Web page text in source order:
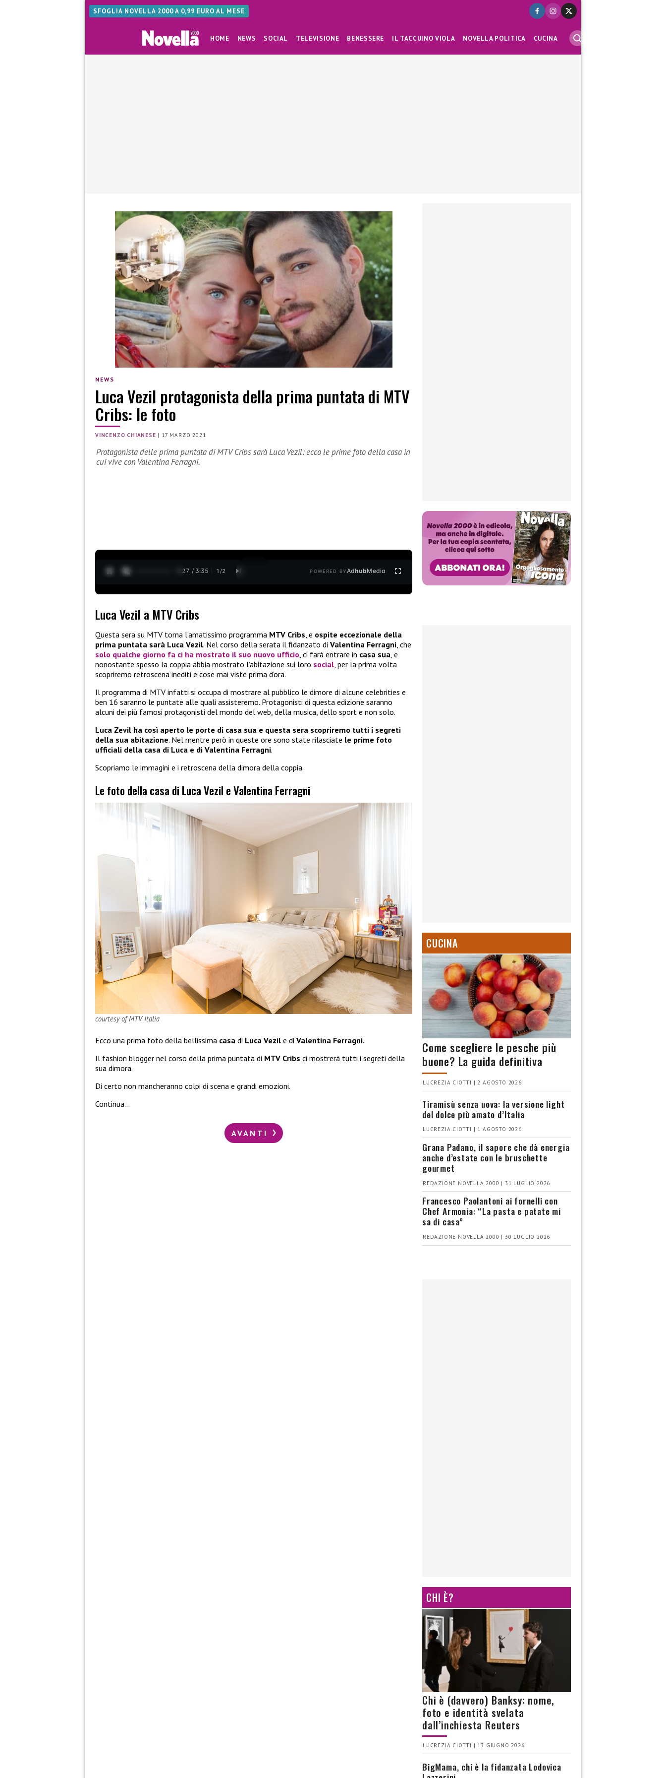
SFOGLIA NOVELLA 2000 A 0,99 EURO AL MESE
HOME NEWS SOCIAL TELEVISIONE BENESSERE IL TACCUINO VIOLA NOVELLA POLITICA CUCINA
NEWS
Luca Vezil protagonista della prima puntata di MTV
Cribs: le foto
VINCENZO CHIANESE | 17 MARZO 2021
Protagonista delle prima puntata di MTV Cribs sarà Luca Vezil: ecco le prime foto della casa in
cui vive con Valentina Ferragni.
0:28 / 3:35 1 /2 POWERED BYAdhubMedia
Luca Vezil a MTV Cribs
Questa sera su MTV torna l’amatissimo programma MTV Cribs, e ospite eccezionale della
prima puntata sarà Luca Vezil. Nel corso della serata il fidanzato di Valentina Ferragni, che
solo qualche giorno fa ci ha mostrato il suo nuovo ufficio, ci farà entrare in casa sua, e
nonostante spesso la coppia abbia mostrato l’abitazione sui loro social, per la prima volta
scopriremo retroscena inediti e cose mai viste prima d’ora.
Il programma di MTV infatti si occupa di mostrare al pubblico le dimore di alcune celebrities e
ben 16 saranno le puntate alle quali assisteremo. Protagonisti di questa edizione saranno
alcuni dei più famosi protagonisti del mondo del web, della musica, dello sport e non solo.
Luca Zevil ha così aperto le porte di casa sua e questa sera scopriremo tutti i segreti
della sua abitazione. Nel mentre però in queste ore sono state rilasciate le prime foto
ufficiali della casa di Luca e di Valentina Ferragni.
Scopriamo le immagini e i retroscena della dimora della coppia.
Le foto della casa di Luca Vezil e Valentina Ferragni
courtesy of MTV Italia
Ecco una prima foto della bellissima casa di Luca Vezil e di Valentina Ferragni.
Il fashion blogger nel corso della prima puntata di MTV Cribs ci mostrerà tutti i segreti della
sua dimora.
Di certo non mancheranno colpi di scena e grandi emozioni.
Continua…
AVANTI
CUCINA
Come scegliere le pesche più
buone? La guida definitiva
LUCREZIA CIOTTI | 2 AGOSTO 2026
Tiramisù senza uova: la versione light
del dolce più amato d’Italia
LUCREZIA CIOTTI | 1 AGOSTO 2026
Grana Padano, il sapore che dà energia
anche d’estate con le bruschette
gourmet
REDAZIONE NOVELLA 2000 | 31 LUGLIO 2026
Francesco Paolantoni ai fornelli con
Chef Armonia: “La pasta e patate mi
sa di casa”
REDAZIONE NOVELLA 2000 | 30 LUGLIO 2026
CHI È?
Chi è (davvero) Banksy: nome,
foto e identità svelata
dall’inchiesta Reuters
LUCREZIA CIOTTI | 13 GIUGNO 2026
BigMama, chi è la fidanzata Lodovica